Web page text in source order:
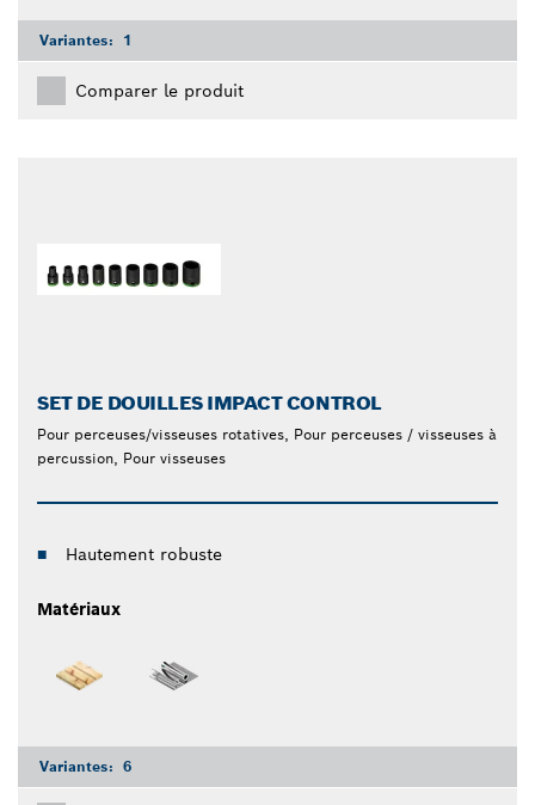
Variantes: 1
Comparer le produit
SET DE DOUILLES IMPACT CONTROL
Pour perceuses/visseuses rotatives, Pour perceuses / visseuses à
percussion, Pour visseuses
Hautement robuste
Matériaux
Variantes: 6